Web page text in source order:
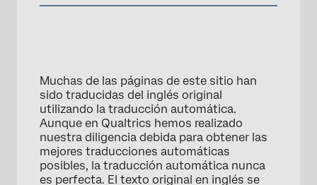
×
Muchas de las páginas de este sitio han
sido traducidas del inglés original
utilizando la traducción automática.
Aunque en Qualtrics hemos realizado
nuestra diligencia debida para obtener las
mejores traducciones automáticas
posibles, la traducción automática nunca
es perfecta. El texto original en inglés se